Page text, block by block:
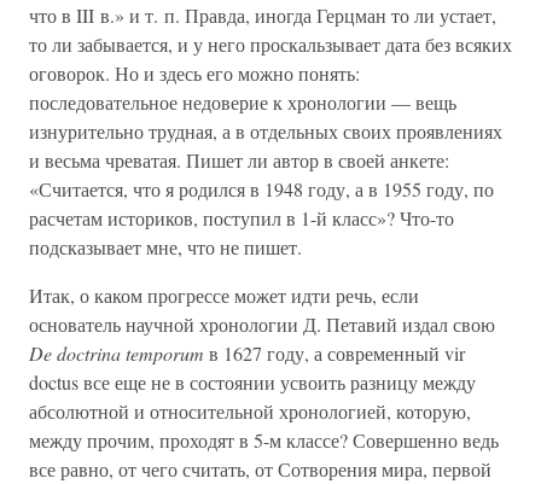
что в III в.» и т. п. Правда, иногда Герцман то ли устает,
то ли забывается, и у него проскальзывает дата без всяких
оговорок. Но и здесь его можно понять:
последовательное недоверие к хронологии — вещь
изнурительно трудная, а в отдельных своих проявлениях
и весьма чреватая. Пишет ли автор в своей анкете:
«Считается, что я родился в 1948 году, а в 1955 году, по
расчетам историков, поступил в 1-й класс»? Что-то
подсказывает мне, что не пишет.
Итак, о каком прогрессе может идти речь, если
основатель научной хронологии Д. Петавий издал свою
De doctrina temporum в 1627 году, а современный vir
doctus все еще не в состоянии усвоить разницу между
абсолютной и относительной хронологией, которую,
между прочим, проходят в 5-м классе? Совершенно ведь
все равно, от чего считать, от Сотворения мира, первой